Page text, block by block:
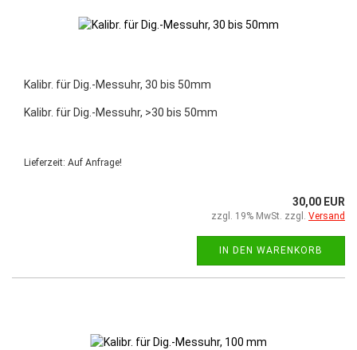
Kalibr. für Dig.-Messuhr, 30 bis 50mm
Kalibr. für Dig.-Messuhr, >30 bis 50mm
Lieferzeit: Auf Anfrage!
30,00 EUR
zzgl. 19% MwSt. zzgl. Versand
IN DEN WARENKORB